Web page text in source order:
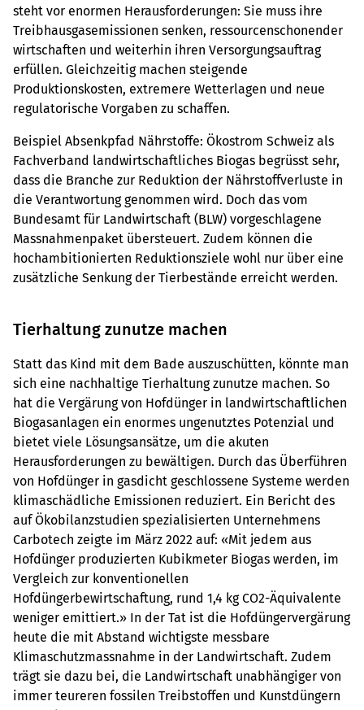
steht vor enormen Herausforderungen: Sie muss ihre
Treibhausgasemissionen senken, ressourcenschonender
wirtschaften und weiterhin ihren Versorgungsauftrag
erfüllen. Gleichzeitig machen steigende
Produktionskosten, extremere Wetterlagen und neue
regulatorische Vorgaben zu schaffen.
Beispiel Absenkpfad Nährstoffe: Ökostrom Schweiz als
Fachverband landwirtschaftliches Biogas begrüsst sehr,
dass die Branche zur Reduktion der Nährstoffverluste in
die Verantwortung genommen wird. Doch das vom
Bundesamt für Landwirtschaft (BLW) vorgeschlagene
Massnahmenpaket übersteuert. Zudem können die
hochambitionierten Reduktionsziele wohl nur über eine
zusätzliche Senkung der Tierbestände erreicht werden.
Tierhaltung zunutze machen
Statt das Kind mit dem Bade auszuschütten, könnte man
sich eine nachhaltige Tierhaltung zunutze machen. So
hat die Vergärung von Hofdünger in landwirtschaftlichen
Biogasanlagen ein enormes ungenutztes Potenzial und
bietet viele Lösungsansätze, um die akuten
Herausforderungen zu bewältigen. Durch das Überführen
von Hofdünger in gasdicht geschlossene Systeme werden
klimaschädliche Emissionen reduziert. Ein Bericht des
auf Ökobilanzstudien spezialisierten Unternehmens
Carbotech zeigte im März 2022 auf: «Mit jedem aus
Hofdünger produzierten Kubikmeter Biogas werden, im
Vergleich zur konventionellen
Hofdüngerbewirtschaftung, rund 1,4 kg CO2-Äquivalente
weniger emittiert.» In der Tat ist die Hofdüngervergärung
heute die mit Abstand wichtigste messbare
Klimaschutzmassnahme in der Landwirtschaft. Zudem
trägt sie dazu bei, die Landwirtschaft unabhängiger von
immer teureren fossilen Treibstoffen und Kunstdüngern